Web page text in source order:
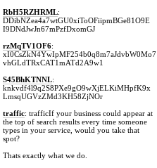
RbH5RZHRML:
DDibNZea4a7wtGU0xiToOFiipmBGe81O9E
I9DNdJwJn67mPzfDxomGJ
rzMqTV1OF6:
xI0CsZkN4YwIpMF254b0q8m7aJdvbW0Mo7
vhGLdTRxCAT1mATd2A9w1
S45BhKTNNL:
knkvdf4l9q2S8PXe9gO9wXjELKiMHpfK9x
LmsqUGVzZMd3KH58ZjNOr
traffic: trafficIf your business could appear at
the top of search results every time someone
types in your service, would you take that
spot?
Thats exactly what we do.